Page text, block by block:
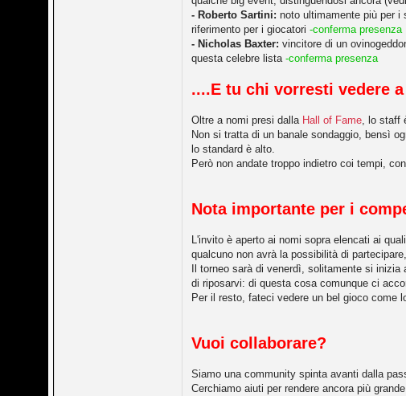
- Roberto Sartini: noto ultimamente più per i
riferimento per i giocatori-conferma presenza
- Nicholas Baxter: vincitore di un
questa celebre lista-conferma presenza
....E tu chi vorresti vedere
Oltre a nomi presi dalla Hall of Fame, lo staff
Non si tratta di un banale sondaggio, bensì
lo standard è alto.
Però non andate troppo indietro coi tempi,
Nota importante per i
L'invito è aperto ai nomi sopra elencati ai
qualcuno non avrà la possibilità di
Il torneo sarà di venerdì, solitamente si
di riposarvi: di questa cosa comunque ci
Per il resto, fateci vedere un bel gioco come
Vuoi collaborare?
Siamo una community spinta avanti dalla
Cerchiamo aiuti per rendere ancora più